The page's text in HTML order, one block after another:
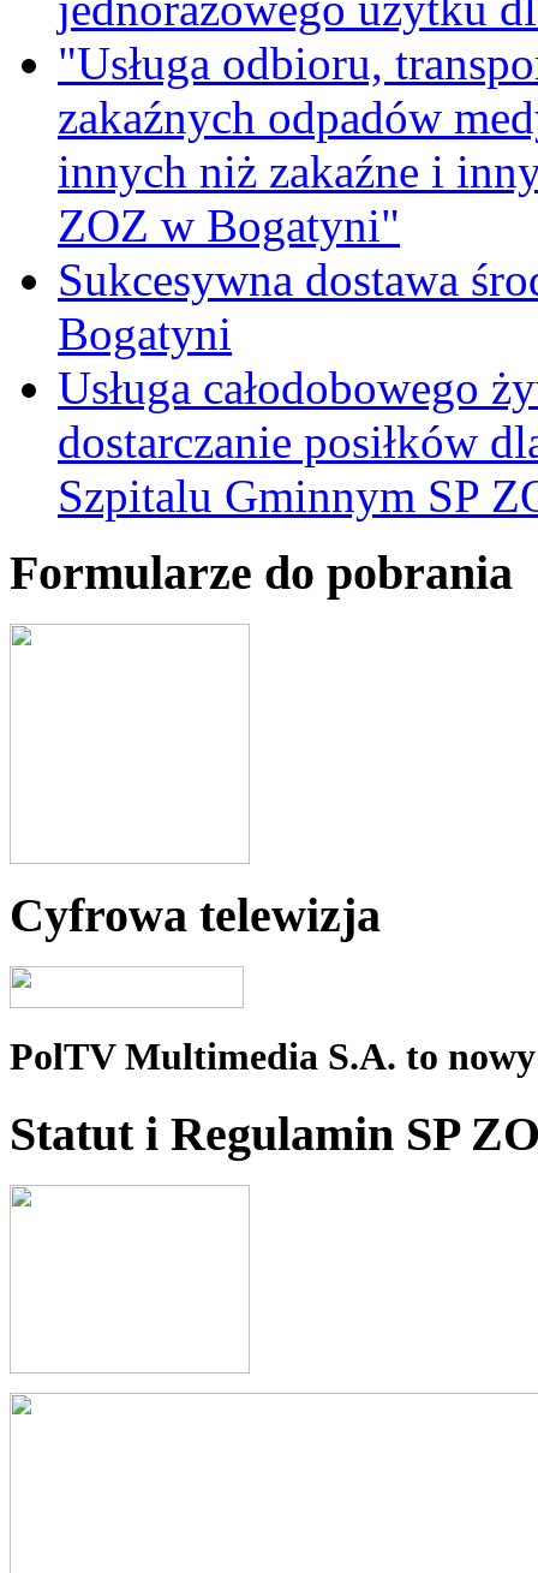
"Usługa odbioru,
zakaźnych odpadów
innych niż zakaźne i
ZOZ w Bogatyni"
Sukcesywna dostawa
Bogatyni
Usługa całodobowego
dostarczanie posiłków
Szpitalu Gminnym SP
Formularze do pobrania
Cyfrowa telewizja
PolTV Multimedia S.A. to
Statut i Regulamin SP